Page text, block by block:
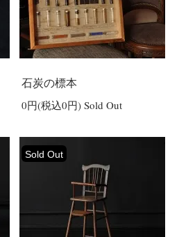
石炭の標本
0円(税込0円) Sold Out
Sold Out